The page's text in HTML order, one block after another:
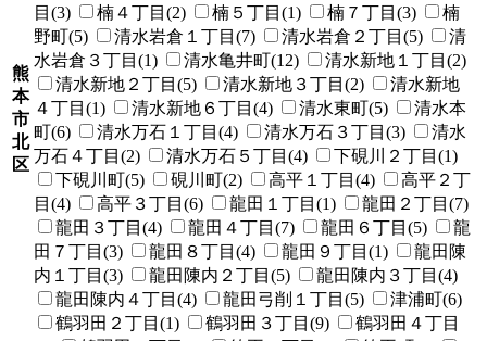
熊
本
市
北
区
目(3)
楠４丁目(2) 楠５丁目(1) 楠７丁目(3)
楠
野町(5)
清水岩倉１丁目(7) 清水岩倉２丁目(5)
清
水岩倉３丁目(1)
清水亀井町(12)
清水新地１丁目(2)
清水新地２丁目(5)
清水新地３丁目(2)
清水新地
４丁目(1)
清水新地６丁目(4) 清水東町(5)
清水本
町(6)
清水万石１丁目(4) 清水万石３丁目(3)
清水
万石４丁目(2)
清水万石５丁目(4)
下硯川２丁目(1)
下硯川町(5)
硯川町(2) 高平１丁目(4)
高平２丁
目(4)
高平３丁目(6) 龍田１丁目(1)
龍田２丁目(7)
龍田３丁目(4)
龍田４丁目(7) 龍田６丁目(5)
龍
田７丁目(3)
龍田８丁目(4) 龍田９丁目(1)
龍田陳
内１丁目(3)
龍田陳内２丁目(5)
龍田陳内３丁目(4)
龍田陳内４丁目(4)
龍田弓削１丁目(5)
津浦町(6)
鶴羽田２丁目(1)
鶴羽田３丁目(9)
鶴羽田４丁目